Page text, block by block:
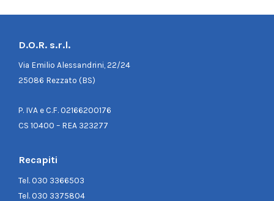
D.O.R. s.r.l.
Via Emilio Alessandrini, 22/24
25086 Rezzato (BS)
P. IVA e C.F. 02166200176
CS 10400 – REA 323277
Recapiti
Tel.030 3366503
Tel.030 3375804